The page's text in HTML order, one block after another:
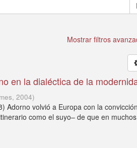
Mostrar filtros
en la dialéctica de la
,2004)
Adorno volvió a Europa con la
como el suyo– de que en muchos